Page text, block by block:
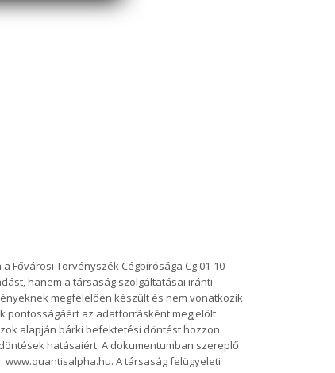
Fővárosi Törvényszék Cégbírósága Cg.01-10-
hanem a társaság szolgáltatásai iránti
megfelelően készült és nem vonatkozik
pontosságáért az adatforrásként megjelölt
alapján bárki befektetési döntést hozzon.
hatásaiért. A dokumentumban szereplő
A társaság felügyeleti